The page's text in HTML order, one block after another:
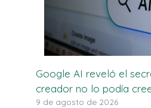
Google AI reveló el
creador no lo podía
9 de agosto de 2026